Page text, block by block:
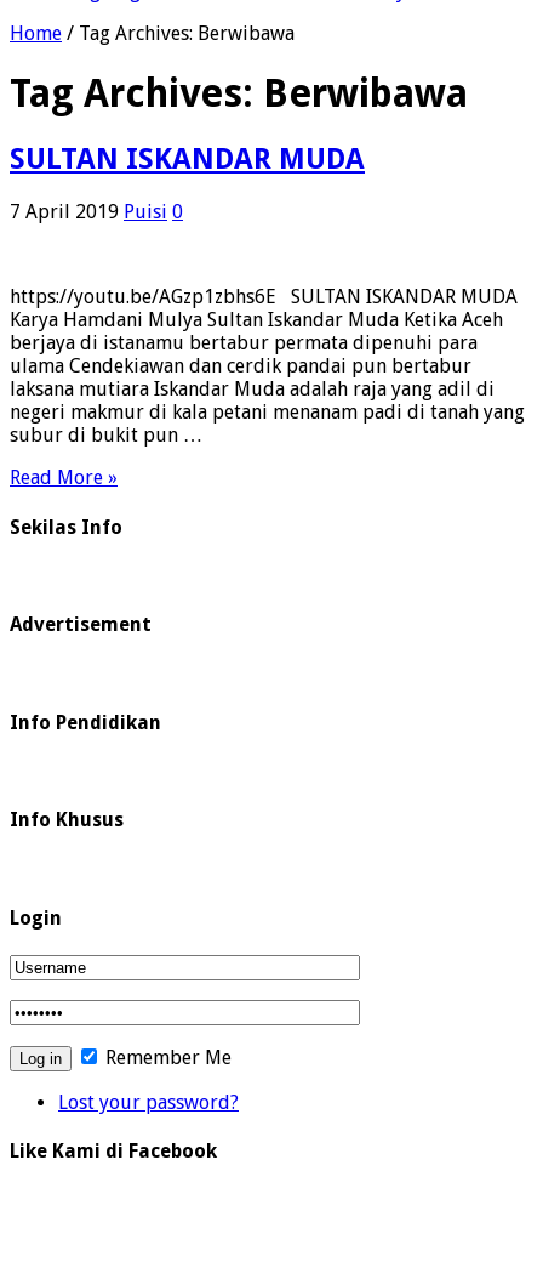
Home / Tag Archives: Berwibawa
Tag Archives: Berwibawa
SULTAN ISKANDAR MUDA
7 April 2019 Puisi 0
https://youtu.be/AGzp1zbhs6E SULTAN ISKANDAR MUDA
Karya Hamdani Mulya Sultan Iskandar Muda Ketika Aceh
berjaya di istanamu bertabur permata dipenuhi para
ulama Cendekiawan dan cerdik pandai pun bertabur
laksana mutiara Iskandar Muda adalah raja yang adil di
negeri makmur di kala petani menanam padi di tanah yang
subur di bukit pun …
Read More »
Sekilas Info
Advertisement
Info Pendidikan
Info Khusus
Login
Remember Me
Lost your password?
Like Kami di Facebook